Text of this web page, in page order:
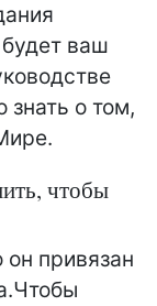
ваш
о том,
чтобы
он привязан